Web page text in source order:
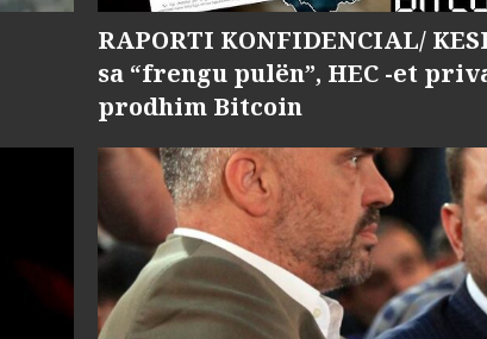
RAPORTI KONFIDENCIAL/
sa “frengu pulën”, HEC -et
prodhim Bitcoin